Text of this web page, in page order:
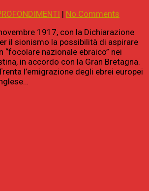
| No Comments
1917, con la Dichiarazione
il sionismo la possibilità di aspirare
“focolare nazionale ebraico” nei
in accordo con la Gran Bretagna.
l’emigrazione degli ebrei europei